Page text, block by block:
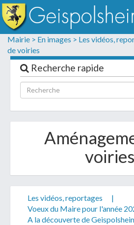
Mairie > En images > Les vidéos,
de voiries
Recherche rapide
voiries
Les vidéos, reportages
|
Voeux du Maire pour l'année
A la découverte de
Formulaire de
Les champs suivis d'un * sont
Informations
Votre demande :